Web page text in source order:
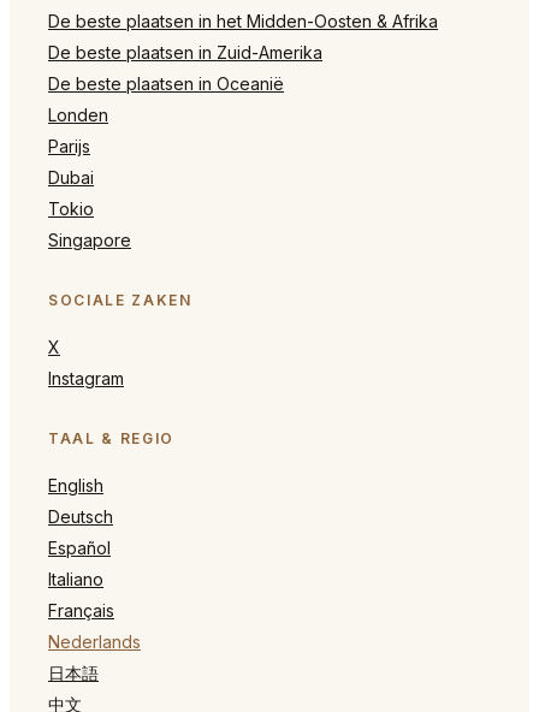
De beste plaatsen in het Midden-Oosten & Afrika
De beste plaatsen in Zuid-Amerika
De beste plaatsen in Oceanië
Londen
Parijs
Dubai
Tokio
Singapore
SOCIALE ZAKEN
X
Instagram
TAAL & REGIO
English
Deutsch
Español
Italiano
Français
Nederlands
日本語
中文